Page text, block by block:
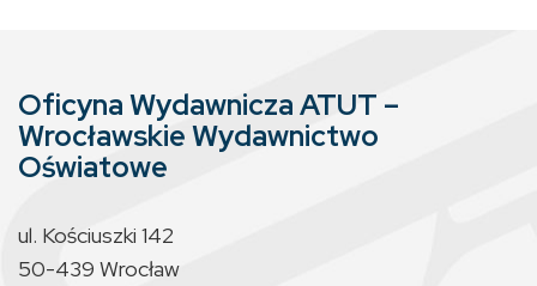
Oficyna Wydawnicza ATUT –
Wrocławskie Wydawnictwo
Oświatowe
ul. Kościuszki 142
50-439 Wrocław